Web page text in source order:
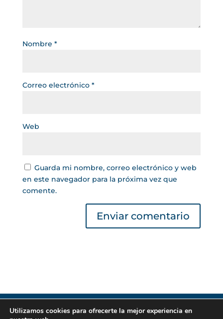
Nombre *
Correo electrónico *
Web
Guarda mi nombre, correo electrónico y web
en este navegador para la próxima vez que
comente.
Gestor de Créditos © 2022 | Lea nuestraPolítica
Utilizamos cookies para ofrecerte la mejor experiencia en